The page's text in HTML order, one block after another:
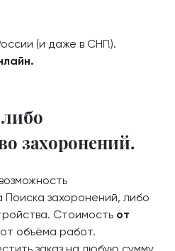
(и даже в СНГ!).
захоронений.
Поиска захоронений, либо
Стоимость от
объёма работ.